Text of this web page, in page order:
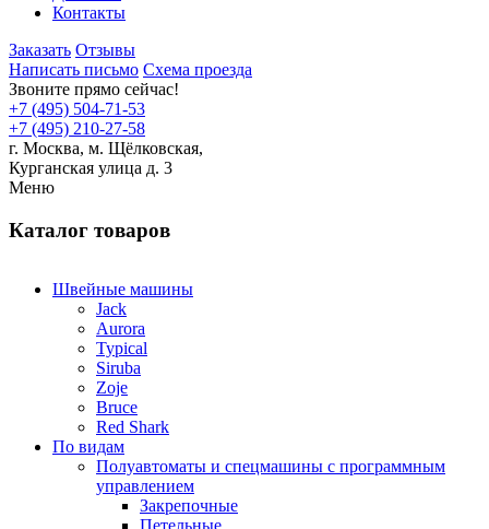
Контакты
Заказать Отзывы
Написать письмо Схема проезда
Звоните прямо сейчас!
+7 (495) 504-71-53
+7 (495) 210-27-58
г. Москва, м. Щёлковская,
Курганская улица д. 3
Меню
Каталог товаров
Швейные машины
Jack
Aurora
Typical
Siruba
Zoje
Bruce
Red Shark
По видам
Полуавтоматы и спецмашины с программным
управлением
Закрепочные